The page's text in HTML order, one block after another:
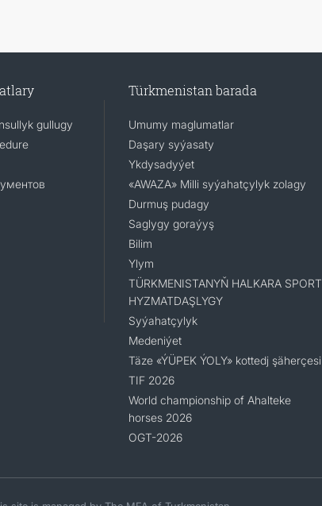
gullugy
Türkmenistan barada
Umumy maglumatlar
Daşary syýasaty
Ykdysadyýet
«AWAZA» Milli syýahatçylyk zolagy
Durmuş pudagy
Saglygy goraýyş
Bilim
Ylym
TÜRKMENISTANYŇ HALKARA SPORT
HYZMATDAŞLYGY
Syýahatçylyk
Medeniýet
Täze «ÝÜPEK ÝOLY» kottedj şäherçesi
TIF 2026
World championship of Ahalteke
horses 2026
OGT-2026